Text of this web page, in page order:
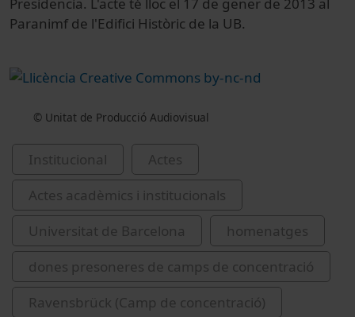
Paranimf de l'Edifici Històric de la UB.
© Unitat de Producció Audiovisual
Institucional
Actes
Actes acadèmics i institucionals
Universitat de Barcelona
homenatges
dones presoneres de camps de concentració
Ravensbrück (Camp de concentració)